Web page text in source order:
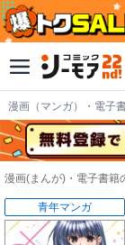
漫画（マンガ）・電子
漫画(まんが)・電子書籍
青年マンガ